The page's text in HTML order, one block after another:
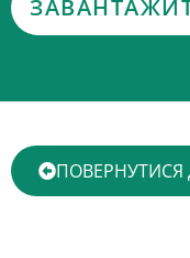
ПОВЕРНУТИСЯ